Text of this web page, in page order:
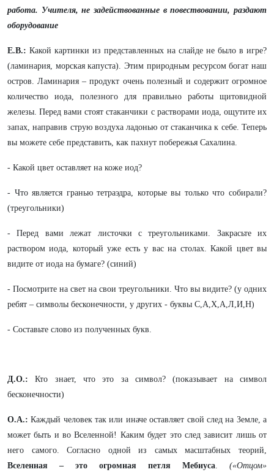
работа. Учителя, не задействованные в повествовании, раздают
оборудование
Е.В.: Какой картинки из представленных на слайде не было в игре?
(ламинария, морская капуста). Этим природным ресурсом богат наш
остров. Ламинария – продукт очень полезный и содержит огромное
количество иода, полезного для правильно работы щитовидной
железы. Перед вами стоят стаканчики с растворами иода, ощутите их
запах, направив струю воздуха ладонью от стаканчика к себе. Теперь
вы можете себе представить, как пахнут побережья Сахалина.
- Какой цвет оставляет на коже иод?
- Что является гранью тетраэдра, которые вы только что собирали?
(треугольники)
- Перед вами лежат листочки с треугольниками. Закрасьте их
раствором иода, который уже есть у вас на столах. Какой цвет вы
видите от иода на бумаге? (синий)
- Посмотрите на свет на свои треугольники. Что вы видите? (у одних
ребят – символы бесконечности, у других - буквы С,А,Х,А,Л,И,Н)
- Составьте слово из полученных букв.
Д.О.: Кто знает, что это за символ? (показывает на символ
бесконечности)
О.А.: Каждый человек так или иначе оставляет свой след на Земле, а
может быть и во Вселенной! Каким будет это след зависит лишь от
него самого. Согласно одной из самых масштабных теорий,
Вселенная – это огромная петля Мебиуса. («Отцом»